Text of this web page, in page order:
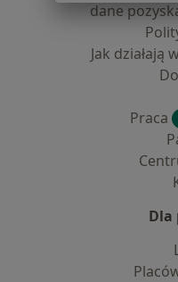
dane
Jak działają
Praca
Dla